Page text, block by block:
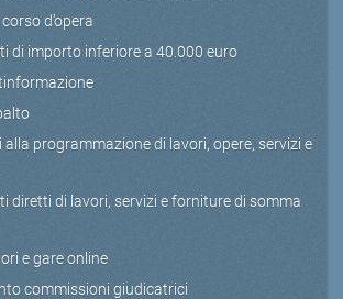
d’opera
di importo inferiore a 40.000 euro
programmazione di lavori, opere, servizi e
diretti di lavori, servizi e forniture di somma
e gare online
commissioni giudicatrici